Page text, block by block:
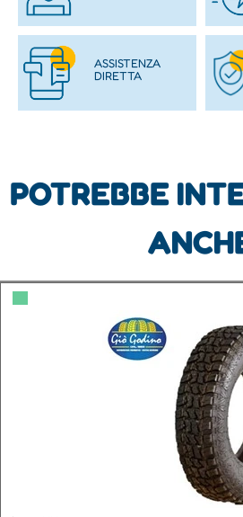
ASSISTENZA
DIRETTA
POTREBBE
▀